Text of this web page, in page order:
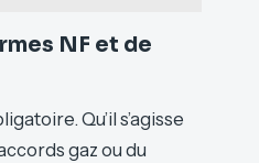
NF et de
Qu’il s’agisse
gaz ou du